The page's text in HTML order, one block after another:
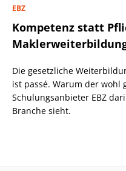
EBZ
Kompetenz statt
Die gesetzliche
ist passé. Warum der wohl
Schulungsanbieter EBZ
Branche sieht.